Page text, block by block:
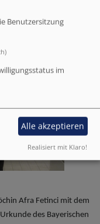
Afra Fetinci mit dem
des Bayerischen
Benutzersitzung
im
Alle akzeptieren
Realisiert mit Klaro!